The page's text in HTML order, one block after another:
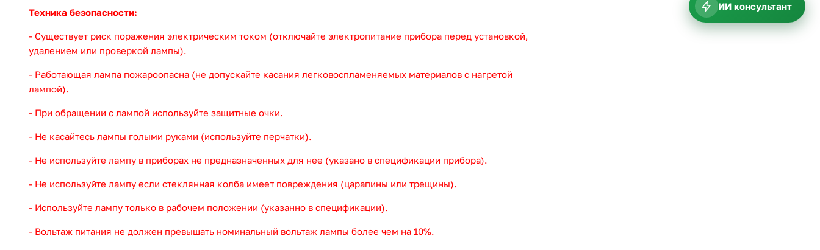
Техника безопасности:
- Существует риск поражения электрическим током (отключайте электропитание прибора перед установкой,
удалением или проверкой лампы).
- Работающая лампа пожароопасна (не допускайте касания легковоспламеняемых материалов с нагретой
лампой).
- При обращении с лампой используйте защитные очки.
- Не касайтесь лампы голыми руками (используйте перчатки).
- Не используйте лампу в приборах не предназначенных для нее (указано в спецификации прибора).
- Не используйте лампу если стеклянная колба имеет повреждения (царапины или трещины).
- Используйте лампу только в рабочем положении (указанно в спецификации).
- Вольтаж питания не должен превышать номинальный вольтаж лампы более чем на 10%.
ИИ консультант